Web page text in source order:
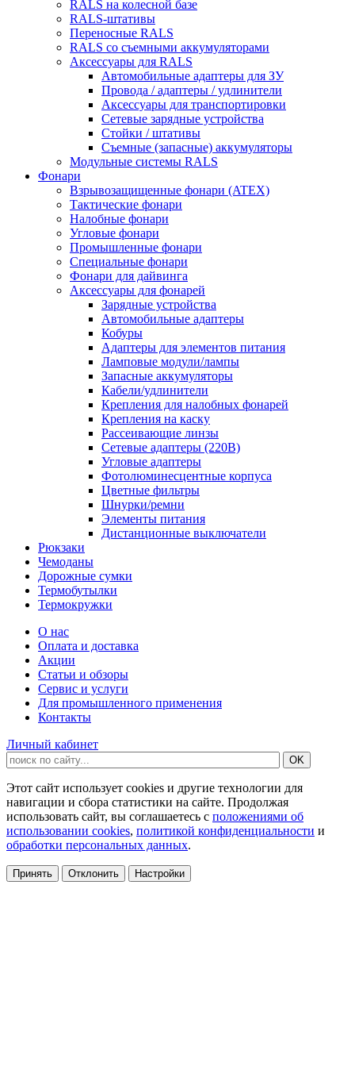
RALS на колесной базе
RALS-штативы
Переносные RALS
RALS со съемными аккумуляторами
Аксессуары для RALS
Автомобильные адаптеры для ЗУ
Провода / адаптеры / удлинители
Аксессуары для транспортировки
Сетевые зарядные устройства
Стойки / штативы
Съемные (запасные) аккумуляторы
Модульные системы RALS
Фонари
Взрывозащищенные фонари (ATEX)
Тактические фонари
Налобные фонари
Угловые фонари
Промышленные фонари
Специальные фонари
Фонари для дайвинга
Аксессуары для фонарей
Зарядные устройства
Автомобильные адаптеры
Кобуры
Адаптеры для элементов питания
Ламповые модули/лампы
Запасные аккумуляторы
Кабели/удлинители
Крепления для налобных фонарей
Крепления на каску
Рассеивающие линзы
Сетевые адаптеры (220В)
Угловые адаптеры
Фотолюминесцентные корпуса
Цветные фильтры
Шнурки/ремни
Элементы питания
Дистанционные выключатели
Рюкзаки
Чемоданы
Дорожные сумки
Термобутылки
Термокружки
О нас
Оплата и доставка
Акции
Статьи и обзоры
Сервис и услуги
Для промышленного применения
Контакты
Личный кабинет
Этот сайт использует cookies и другие технологии для
навигации и сбора статистики на сайте. Продолжая
использовать сайт, вы соглашаетесь с положениями об
использовании cookies, политикой конфиденциальности и
обработки персональных данных.
Принять Отклонить Настройки